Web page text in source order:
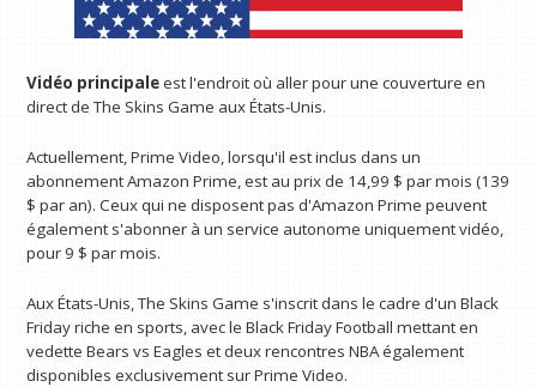
Vidéo principaleest l'endroit où aller pour une couverture en
direct de The Skins Game aux États-Unis.
Actuellement, Prime Video, lorsqu'il est inclus dans un
abonnement Amazon Prime, est au prix de 14,99 $ par mois (139
$ par an). Ceux qui ne disposent pas d'Amazon Prime peuvent
également s'abonner à un service autonome uniquement vidéo,
pour 9 $ par mois.
Aux États-Unis, The Skins Game s'inscrit dans le cadre d'un Black
Friday riche en sports, avec le Black Friday Football mettant en
vedette Bears vs Eagles et deux rencontres NBA également
disponibles exclusivement sur Prime Video.